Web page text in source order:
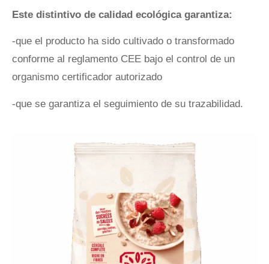
Este distintivo de calidad ecológica garantiza:
-que el producto ha sido cultivado o transformado
conforme al reglamento CEE bajo el control de un
organismo certificador autorizado
-que se garantiza el seguimiento de su trazabilidad.